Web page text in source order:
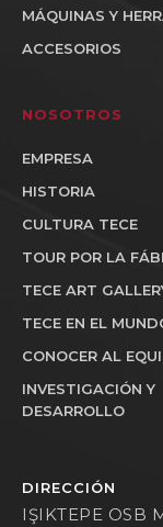
MÁQUINAS Y
ACCESORIOS
NOSOTROS
EMPRESA
HISTORIA
CULTURA TECE
TOUR POR LA
TECE ART
TECE EN EL
CONOCER AL
INVESTIGACIÓN Y
DESARROLLO
DIRECCIÓN
IŞIKTEPE OSB